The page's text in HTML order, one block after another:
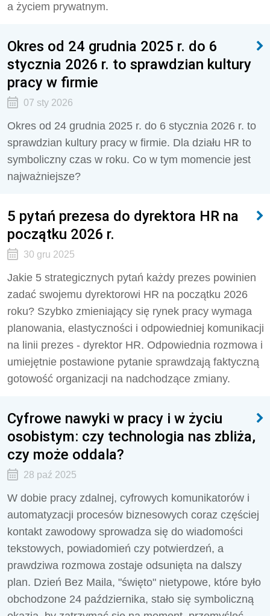
a życiem prywatnym.
Okres od 24 grudnia 2025 r. do 6
stycznia 2026 r. to sprawdzian kultury
pracy w firmie
07 sty 2026
Okres od 24 grudnia 2025 r. do 6 stycznia 2026 r. to
sprawdzian kultury pracy w firmie. Dla działu HR to
symboliczny czas w roku. Co w tym momencie jest
najważniejsze?
5 pytań prezesa do dyrektora HR na
początku 2026 r.
30 gru 2025
Jakie 5 strategicznych pytań każdy prezes powinien
zadać swojemu dyrektorowi HR na początku 2026
roku? Szybko zmieniający się rynek pracy wymaga
planowania, elastyczności i odpowiedniej komunikacji
na linii prezes - dyrektor HR. Odpowiednia rozmowa i
umiejętnie postawione pytanie sprawdzają faktyczną
gotowość organizacji na nadchodzące zmiany.
Cyfrowe nawyki w pracy i w życiu
osobistym: czy technologia nas zbliża,
czy może oddala?
28 paź 2025
W dobie pracy zdalnej, cyfrowych komunikatorów i
automatyzacji procesów biznesowych coraz częściej
kontakt zawodowy sprowadza się do wiadomości
tekstowych, powiadomień czy potwierdzeń, a
prawdziwa rozmowa zostaje odsunięta na dalszy
plan. Dzień Bez Maila, "święto" nietypowe, które było
obchodzone 24 października, stało się symboliczną